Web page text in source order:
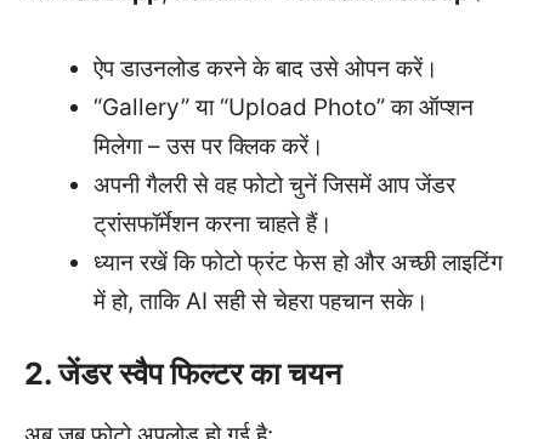
ऐप डाउनलोड करने के बाद उसे ओपन करें।
“Gallery” या “Upload Photo” का ऑप्शन
मिलेगा – उस पर क्लिक करें।
अपनी गैलरी से वह फोटो चुनें जिसमें आप जेंडर
ट्रांसफॉर्मेशन करना चाहते हैं।
ध्यान रखें कि फोटो फ्रंट फेस हो और अच्छी लाइटिंग
में हो, ताकि AI सही से चेहरा पहचान सके।
2. जेंडर स्वैप फिल्टर का चयन